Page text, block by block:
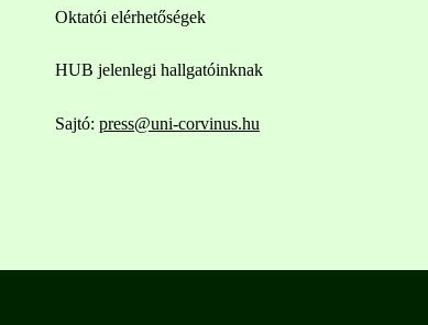
Oktatói elérhetőségek
HUB jelenlegi hallgatóinknak
Sajtó: press@uni-corvinus.hu